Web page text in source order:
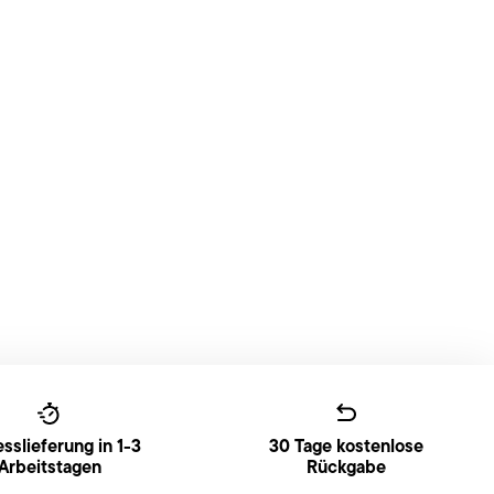
in 1-3 30 Tage kostenlose
Rückgabe